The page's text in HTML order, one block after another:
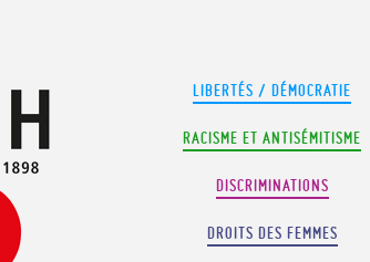
LIBERTÉS / DÉMOCRATIE
RACISME ET ANTISÉMITISME
DISCRIMINATIONS
DROITS DES FEMMES